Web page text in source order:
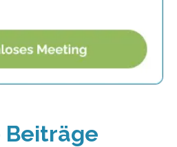
Beiträge